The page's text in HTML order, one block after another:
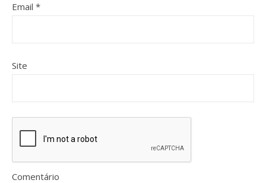
Email *
Site
Comentário